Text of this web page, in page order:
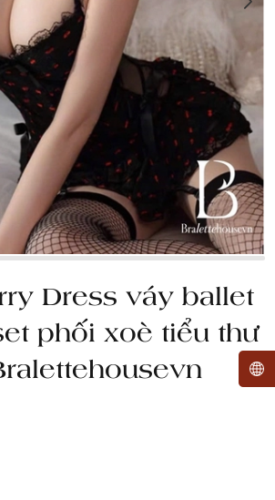
Dress váy ballet
phối xoè tiểu thư